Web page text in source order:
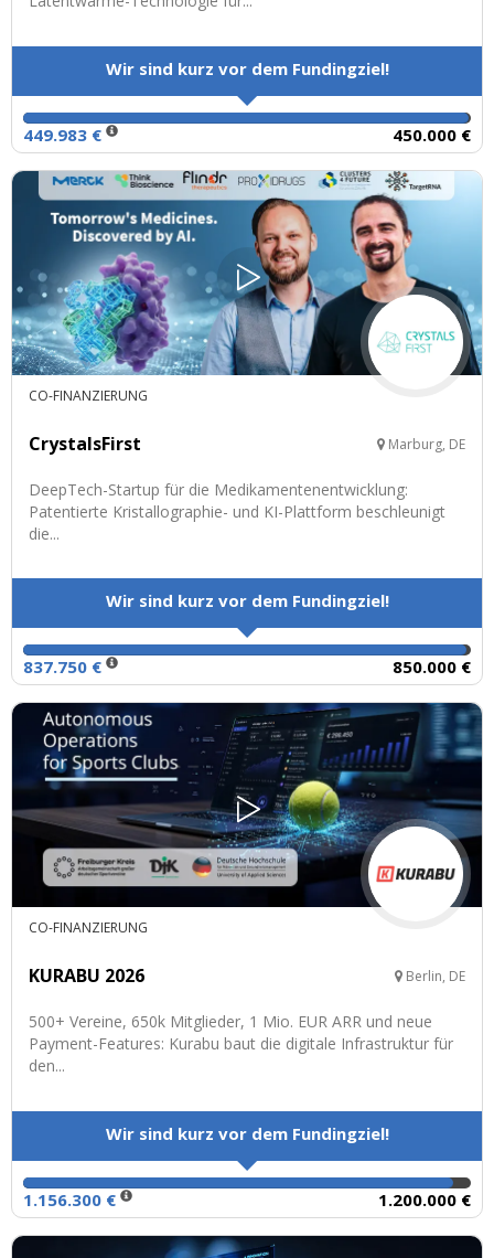
Wir sind kurz vor dem Fundingziel!
449.983 € 450.000 €
CO-FINANZIERUNG
CrystalsFirst Marburg, DE
DeepTech-Startup für die Medikamentenentwicklung:
Patentierte Kristallographie- und KI-Plattform beschleunigt
die...
Wir sind kurz vor dem Fundingziel!
837.750 € 850.000 €
CO-FINANZIERUNG
KURABU 2026 Berlin, DE
500+ Vereine, 650k Mitglieder, 1 Mio. EUR ARR und neue
Payment-Features: Kurabu baut die digitale Infrastruktur für
den...
Wir sind kurz vor dem Fundingziel!
1.156.300 € 1.200.000 €